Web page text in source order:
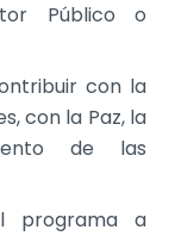
Público o
con la
con la Paz, la
de las
programa a